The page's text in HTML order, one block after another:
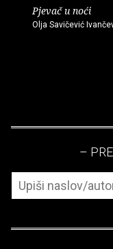
Pjevač u noći
Olja Savičević
–